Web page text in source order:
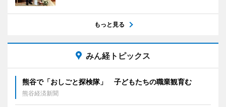
もっと見る
みん経トピックス
熊谷で「おしごと探検隊」 子どもたちの職業観育む
熊谷経済新聞